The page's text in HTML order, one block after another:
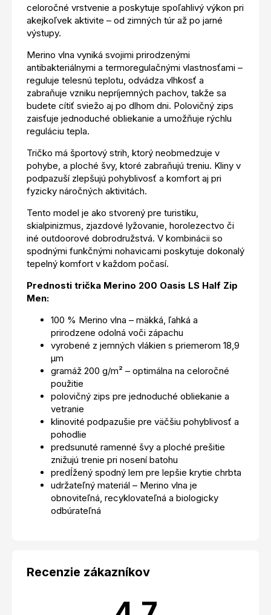
celoročné vrstvenie a poskytuje spoľahlivý výkon pri
akejkoľvek aktivite – od zimných túr až po jarné
výstupy.
Merino vlna vyniká svojimi prirodzenými
antibakteriálnymi a termoregulačnými vlastnosťami –
reguluje telesnú teplotu, odvádza vlhkosť a
zabraňuje vzniku nepríjemných pachov, takže sa
budete cítiť sviežo aj po dlhom dni. Polovičný zips
zaisťuje jednoduché obliekanie a umožňuje rýchlu
reguláciu tepla.
Tričko má športový strih, ktorý neobmedzuje v
pohybe, a ploché švy, ktoré zabraňujú treniu. Kliny v
podpazuší zlepšujú pohyblivosť a komfort aj pri
fyzicky náročných aktivitách.
Tento model je ako stvorený pre turistiku,
skialpinizmus, zjazdové lyžovanie, horolezectvo či
iné outdoorové dobrodružstvá. V kombinácii so
spodnými funkčnými nohavicami poskytuje dokonalý
tepelný komfort v každom počasí.
Prednosti trička Merino 200 Oasis LS Half Zip
Men:
100 % Merino vlna – mäkká, ľahká a
prirodzene odolná voči zápachu
vyrobené z jemných vlákien s priemerom 18,9
µm
gramáž 200 g/m² – optimálna na celoročné
použitie
polovičný zips pre jednoduché obliekanie a
vetranie
klinovité podpazušie pre väčšiu pohyblivosť a
pohodlie
predsunuté ramenné švy a ploché prešitie
znižujú trenie pri nosení batohu
predĺžený spodný lem pre lepšie krytie chrbta
udržateľný materiál – Merino vlna je
obnoviteľná, recyklovateľná a biologicky
odbúrateľná
Recenzie zákazníkov